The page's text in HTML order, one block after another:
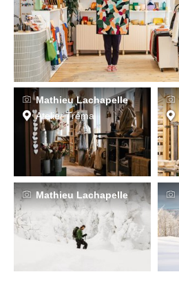
Mathieu Lachapelle
Atelier Tréma
Mathieu Lachapelle